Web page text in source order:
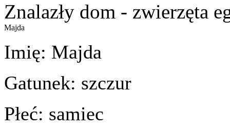
Znalazły dom - zwierzęta
Majda
Imię: Majda
Gatunek: szczur
Płeć: samiec